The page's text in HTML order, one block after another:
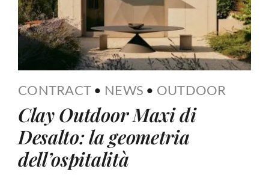
CONTRACT • NEWS • OUTDOOR
Clay Outdoor Maxi di
Desalto: la geometria
dell’ospitalità